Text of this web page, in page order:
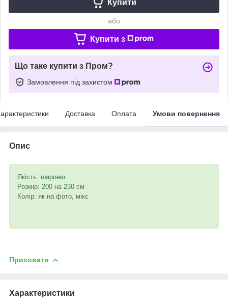
Купити
або
Купити з
Що таке купити з Пром?
Замовлення під захистом
Доставка Оплата Умови повернення
Опис
Якість: шарпею
Розмір: 200 на 230 см
Колір: як на фото, мікс
Приховати
Характеристики